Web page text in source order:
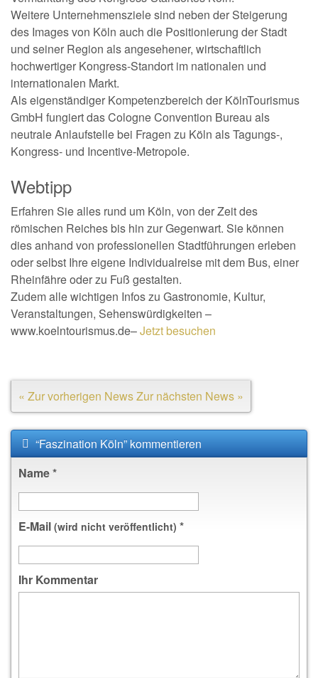
Weitere Unternehmensziele sind neben der Steigerung
des Images von Köln auch die Positionierung der Stadt
und seiner Region als angesehener, wirtschaftlich
hochwertiger Kongress-Standort im nationalen und
internationalen Markt.
Als eigenständiger Kompetenzbereich der KölnTourismus
GmbH fungiert das Cologne Convention Bureau als
neutrale Anlaufstelle bei Fragen zu Köln als Tagungs-,
Kongress- und Incentive-Metropole.
Webtipp
Erfahren Sie alles rund um Köln, von der Zeit des
römischen Reiches bis hin zur Gegenwart. Sie können
dies anhand von professionellen Stadtführungen erleben
oder selbst Ihre eigene Individualreise mit dem Bus, einer
Rheinfähre oder zu Fuß gestalten.
Zudem alle wichtigen Infos zu Gastronomie, Kultur,
Veranstaltungen, Sehenswürdigkeiten –
www.koelntourismus.de–Jetzt besuchen
« Zur vorherigen NewsZur nächsten News »
“Faszination Köln” kommentieren
Name*
E-Mail (wird nicht veröffentlicht) *
Ihr Kommentar